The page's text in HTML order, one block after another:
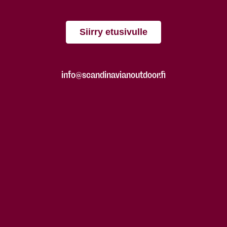
Siirry etusivulle
info@scandinavianoutdoor.fi